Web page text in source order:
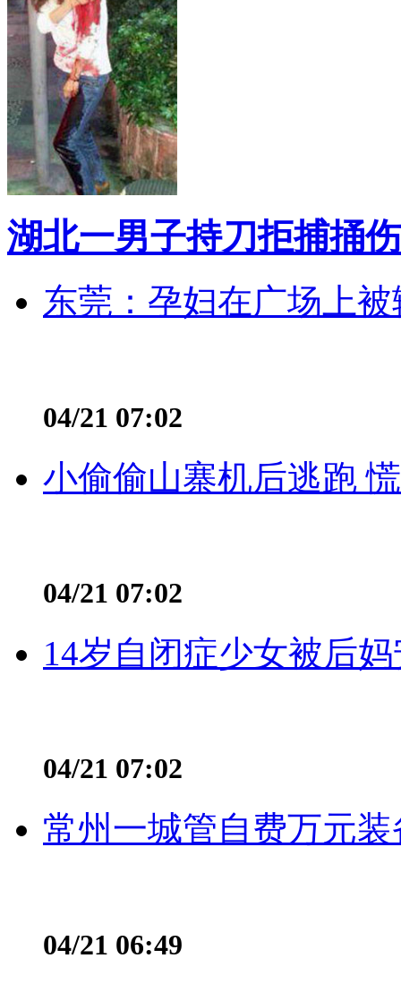
湖北一男子持刀拒捕捅
东莞：孕妇在广场上
04/21 07:02
小偷偷山寨机后逃跑
04/21 07:02
14岁自闭症少女被后
04/21 07:02
常州一城管自费万元
04/21 06:49